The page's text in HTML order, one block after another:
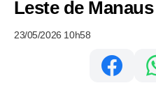
Leste de Manaus
23/05/2026 10h58